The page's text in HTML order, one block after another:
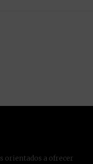
orientados a ofrecer